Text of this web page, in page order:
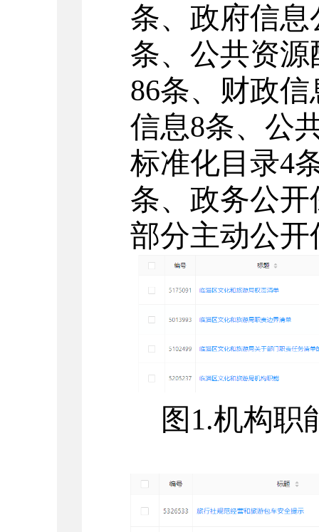
条、 政府信息
条、 公共资源
86条、财政信
信息8条、 公
标准化目录4
条、政务公
部分主动公
图 1.机构职